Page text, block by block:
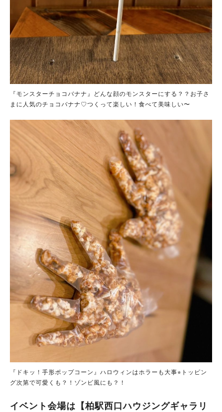
『モンスターチョコバナナ』どんな顔のモンスターにする？？お子さ
まに人気のチョコバナナ♡つくって楽しい！食べて美味しい〜
『ドキッ！手形ポップコーン』ハロウィンはホラーも大事⭐︎トッピン
グ次第で可愛くも？！ゾンビ風にも？！
イベント会場は【柏駅西口ハウジングギャラリ